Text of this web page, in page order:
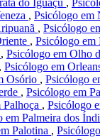
do Iguaçu ,
, Psicólogo em
, Psicólogo
, Psicólogo em
, Psicólogo em Olho
, Psicólogo em
Osório , Psicólogo
, Psicólogo em
, Psicólogo
em Palmeira dos
Palotina ,